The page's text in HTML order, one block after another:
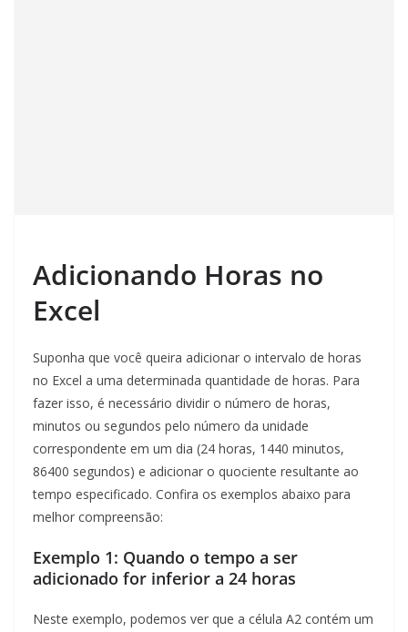
Adicionando Horas no
Excel
Suponha que você queira adicionar o intervalo de horas
no Excel a uma determinada quantidade de horas. Para
fazer isso, é necessário dividir o número de horas,
minutos ou segundos pelo número da unidade
correspondente em um dia (24 horas, 1440 minutos,
86400 segundos) e adicionar o quociente resultante ao
tempo especificado. Confira os exemplos abaixo para
melhor compreensão:
Exemplo 1: Quando o tempo a ser
adicionado for inferior a 24 horas
Neste exemplo, podemos ver que a célula A2 contém um